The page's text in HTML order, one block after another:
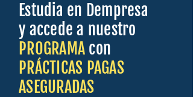
Estudia en Dempresa
y accede a nuestro
PROGRAMA con
PRÁCTICAS PAGAS
ASEGURADAS